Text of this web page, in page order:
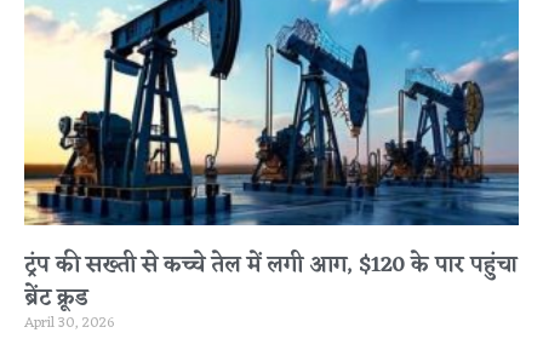
ट्रंप की सख्ती से कच्चे तेल में लगी आग, $120 के पार पहुंचा
ब्रेंट क्रूड
April 30, 2026